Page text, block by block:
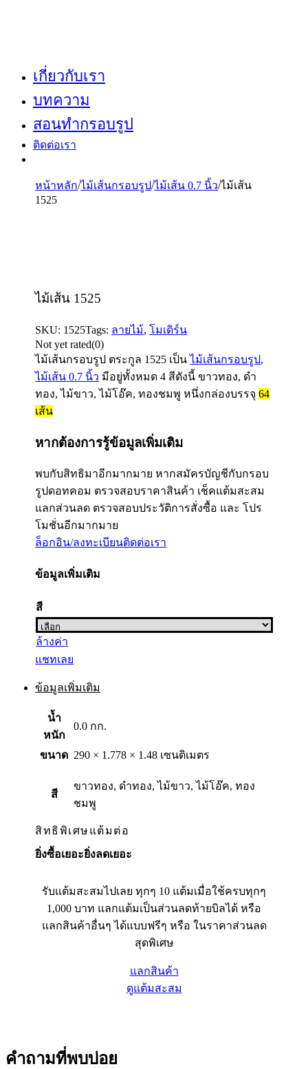
เกี่ยวกับเรา
บทความ
สอนทำกรอบรูป
ติดต่อเรา
หน้าหลัก/ไม้เส้นกรอบรูป/ไม้เส้น 0.7 นิ้ว/ไม้เส้น
1525
ไม้เส้น 1525
SKU: 1525Tags: ลายไม้,โมเดิร์น
Not yet rated(0)
ไม้เส้นกรอบรูป ตระกูล 1525 เป็นไม้เส้นกรอบรูป,
ไม้เส้น 0.7 นิ้ว มีอยู่ทั้งหมด 4 สีดังนี้ ขาวทอง, ดำ
ทอง, ไม้ขาว, ไม้โอ๊ค, ทองชมพู หนึ่งกล่องบรรจุ64
เส้น
หากต้องการรู้ข้อมูลเพิ่มเติม
พบกับสิทธิมาอีกมากมาย หากสมัครบัญชีกับกรอบ
รูปดอทคอม ตรวจสอบราคาสินค้า เช็คแต้มสะสม
แลกส่วนลด ตรวจสอบประวัติการสั่งซื้อ และ โปร
โมชั่นอีกมากมาย
ล็อกอิน/ลงทะเบียนติดต่อเรา
ข้อมูลเพิ่มเติม
สี
ล้างค่า
แชทเลย
ข้อมูลเพิ่มเติม
น้ำ
หนัก
0.0 กก.
ขนาด 290 × 1.778 × 1.48 เซนติเมตร
สี
ขาวทอง, ดำทอง, ไม้ขาว, ไม้โอ๊ค, ทอง
ชมพู
ยิ่งซื้อเยอะยิ่งลดเยอะ
สิทธิพิเศษแต้มต่อ
รับแต้มสะสมไปเลย ทุกๆ 10 แต้มเมื่อใช้ครบทุกๆ
1,000 บาท แลกแต้มเป็นส่วนลดท้ายบิลได้ หรือ
แลกสินค้าอื่นๆ ได้แบบฟรีๆ หรือ ในราคาส่วนลด
สุดพิเศษ
แลกสินค้า
ดูแต้มสะสม
คำถามที่พบบ่อย